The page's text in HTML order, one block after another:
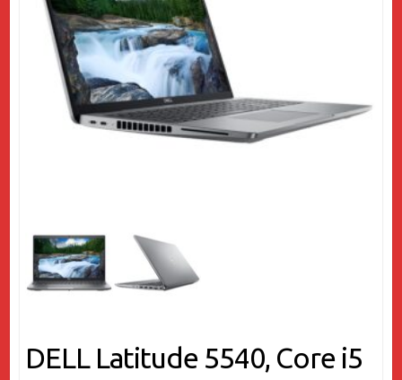
DELL Latitude 5540, Core i5